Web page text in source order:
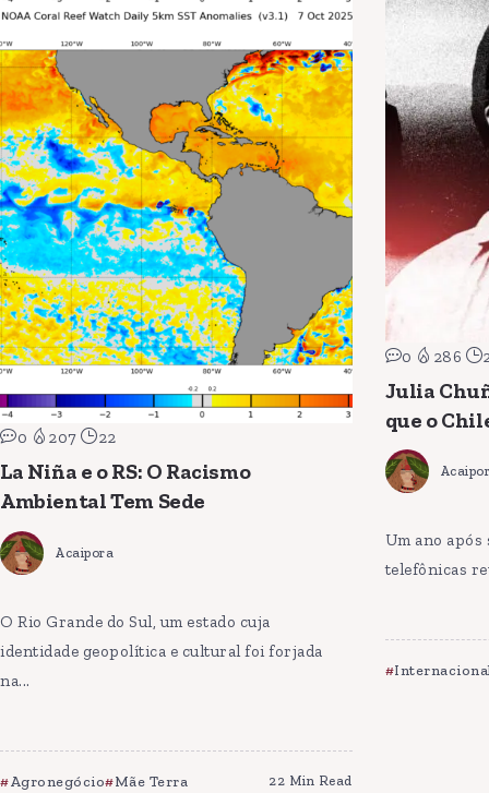
0 207 22
La Niña e o RS: O Racismo
Ambiental Tem Sede
Acaipora
O Rio Grande do Sul, um estado cuja
identidade geopolítica e cultural foi forjada
na...
Agronegócio Mãe Terra 22 Min Read
0 286
Julia
que o
Um ano após
telefônicas